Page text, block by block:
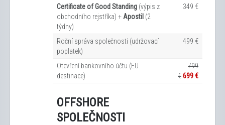
Certificate of Good Standing (výpis z
obchodního rejstříka) + Apostil (2
týdny)
349 €
Roční správa společnosti (udržovací
poplatek)
499 €
Otevření bankovního účtu (EU
destinace)
799
€699 €
OFFSHORE
SPOLEČNOSTI